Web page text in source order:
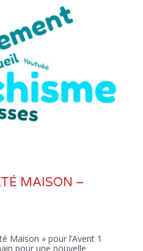
MAISON –
Maison » pour l’Avent 1
pour une nouvelle